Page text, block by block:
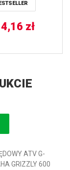
zł
ATV G-
GRIZZLY 600